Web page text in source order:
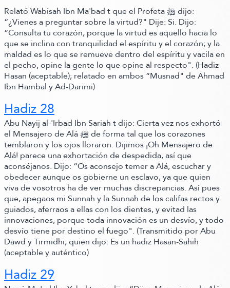
Relató Wabisah Ibn Ma'bad t que el Profeta ﷺ‬ dijo:
“¿Vienes a preguntar sobre la virtud?" Dije: Si. Dijo:
“Consulta tu corazón, porque la virtud es aquello hacia lo
que se inclina con tranquilidad el espíritu y el corazón; y la
maldad es lo que se remueve dentro del espíritu y vacila en
el pecho, opine la gente lo que opine al respecto". (Hadiz
Hasan (aceptable); relatado en ambos “Musnad" de Ahmad
Ibn Hambal y Ad-Darimi)
Hadiz 28
Abu Nayij al-'Irbad Ibn Sariah t dijo:Cierta vez nos exhortó
el Mensajero de Alá ﷺ‬ de forma tal que los corazones
temblaron y los ojos lloraron. Dijimos ¡Oh Mensajero de
Alá! parece una exhortación de despedida, así que
aconséjanos. Dijo: “Os aconsejo temer a Alá, escuchar y
obedecer aunque os gobierne un esclavo, ya que quien
viva de vosotros ha de ver muchas discrepancias. Así pues
que, apegaos mi Sunnah y la Sunnah de los califas rectos y
guiados, aferraos a ellas con los dientes, y evitad las
innovaciones, porque toda innovación es un desvío, y todo
desvío tiene por destino el fuego". (Transmitido por Abu
Dawd y Tirmidhi,quien dijo: Es un hadiz Hasan-Sahih
(aceptable y auténtico)
Hadiz 29